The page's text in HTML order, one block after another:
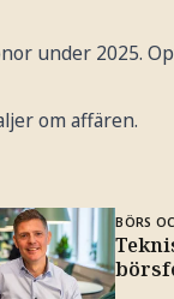
under 2025.
om affären.
BÖRS